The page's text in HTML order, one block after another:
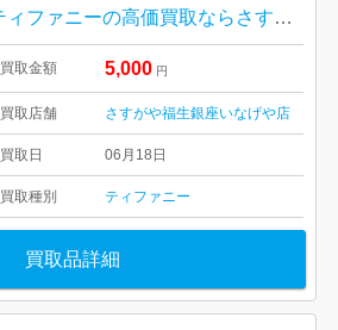
ティファニーの高価買取ならさすがや！| 羽村市栄町| TIFFANY＆Co.オープンハート ネックレス・リング
買取金額 5,000 円
買取店舗 さすがや福生銀座いなげや店
買取日 06月18日
買取種別 ティファニー
買取品詳細